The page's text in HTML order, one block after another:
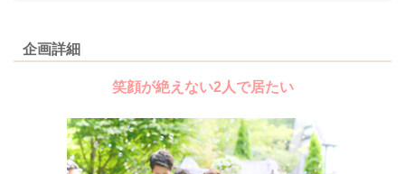
企画詳細
笑顔が絶えない2人で居たい